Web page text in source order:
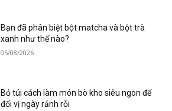
Bạn đã phân biệt bột matcha và bột trà
xanh như thế nào?
05/08/2026
Bỏ túi cách làm món bò kho siêu ngon để
đổi vị ngày rảnh rỗi